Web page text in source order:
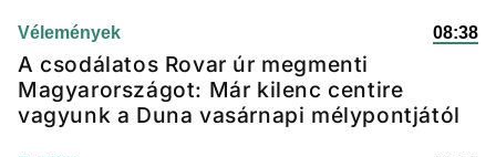
Vélemények 08:38
A csodálatos Rovar úr megmenti
Magyarországot: Már kilenc centire
vagyunk a Duna vasárnapi mélypontjától